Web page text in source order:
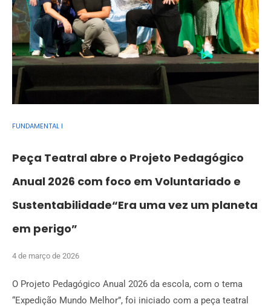
FUNDAMENTAL I
Peça Teatral abre o Projeto Pedagógico
Anual 2026 com foco em Voluntariado e
Sustentabilidade“Era uma vez um planeta
em perigo”
4 de março de 2026
O Projeto Pedagógico Anual 2026 da escola, com o tema
“Expedição Mundo Melhor”, foi iniciado com a peça teatral